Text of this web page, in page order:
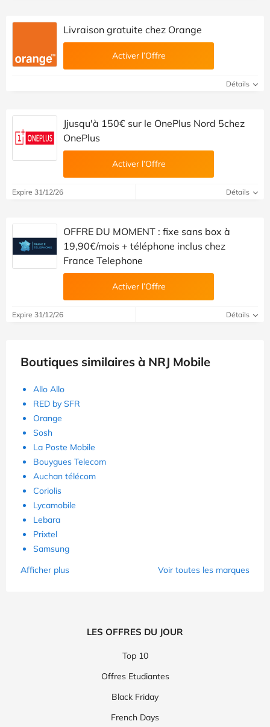
Livraison gratuite chez Orange
Activer l’Offre
Détails
Jjusqu'à 150€ sur le OnePlus Nord 5chez
OnePlus
Activer l’Offre
Expire 31/12/26 Détails
OFFRE DU MOMENT : fixe sans box à
19,90€/mois + téléphone inclus chez
France Telephone
Activer l’Offre
Expire 31/12/26 Détails
Boutiques similaires à NRJ Mobile
Allo Allo
RED by SFR
Orange
Sosh
La Poste Mobile
Bouygues Telecom
Auchan télécom
Coriolis
Lycamobile
Lebara
Prixtel
Samsung
Afficher plus
Voir toutes les marques
LES OFFRES DU JOUR
Top 10
Offres Etudiantes
Black Friday
French Days